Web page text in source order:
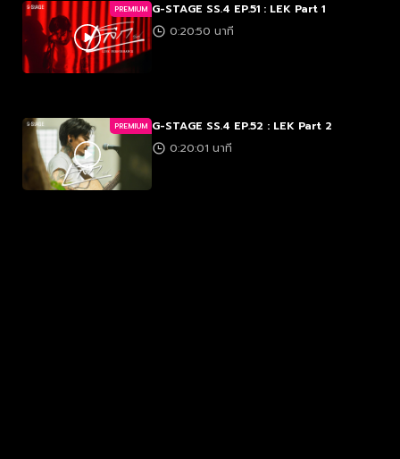
PREMIUM G-STAGE SS.4 EP.51 : LEK Part 1
0:20:50 นาที
PREMIUM G-STAGE SS.4 EP.52 : LEK Part 2
0:20:01 นาที